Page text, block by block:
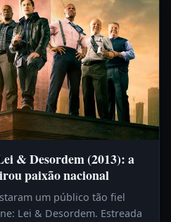
& Desordem (2013): a
paixão nacional
um público tão fiel
Lei & Desordem. Estreada